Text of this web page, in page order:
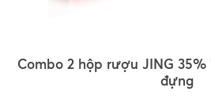
Combo 2 hộp rượu JING
đựng